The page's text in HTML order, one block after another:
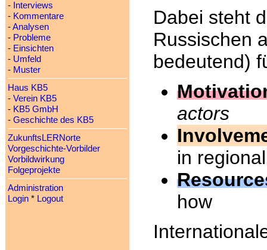
- Interviews
- Kommentare
-Analysen
- Probleme
- Einsichten
- Umfeld
- Muster
Haus KB5
- Verein KB5
- KB5 GmbH
- Geschichte des KB5
ZukunftsLERNorte
Vorgeschichte-Vorbilder
Vorbildwirkung
Folgeprojekte
Administration
Login* Logout
Dabei steht
Russischen
bedeutend)
actors
in
how